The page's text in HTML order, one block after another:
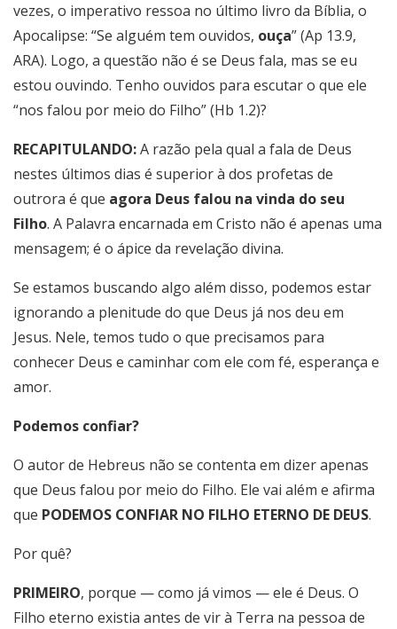
vezes, o imperativo ressoa no último livro da Bíblia, o
Apocalipse: “Se alguém tem ouvidos, ouça” (Ap 13.9,
ARA). Logo, a questão não é se Deus fala, mas se eu
estou ouvindo. Tenho ouvidos para escutar o que ele
“nos falou por meio do Filho” (Hb 1.2)?
RECAPITULANDO:A razão pela qual a fala de Deus
nestes últimos dias é superior à dos profetas de
outrora é que agora Deus falou na vinda do seu
Filho. A Palavra encarnada em Cristo não é apenas uma
mensagem; é o ápice da revelação divina.
Se estamos buscando algo além disso, podemos estar
ignorando a plenitude do que Deus já nos deu em
Jesus. Nele, temos tudo o que precisamos para
conhecer Deus e caminhar com ele com fé, esperança e
amor.
Podemos confiar?
O autor de Hebreus não se contenta em dizer apenas
que Deus falou por meio do Filho. Ele vai além e afirma
que PODEMOS CONFIAR NO FILHO ETERNO DE DEUS.
Por quê?
PRIMEIRO, porque — como já vimos — ele é Deus. O
Filho eterno existia antes de vir à Terra na pessoa de